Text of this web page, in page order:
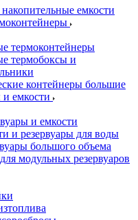
емкости
термоконтейнеры
термобоксы и
контейнеры большие
емкости
и емкости
и резервуары для воды
большого объема
модульных резервуаров